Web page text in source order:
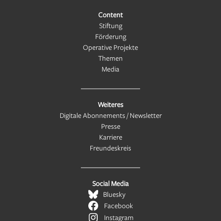
Content
Stiftung
Förderung
Operative Projekte
Themen
Media
Weiteres
Digitale Abonnements / Newsletter
Presse
Karriere
Freundeskreis
Social Media
Bluesky
Facebook
Instagram